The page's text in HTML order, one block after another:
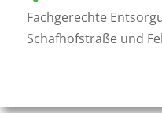
Fachgerechte
Schafhofstraße und